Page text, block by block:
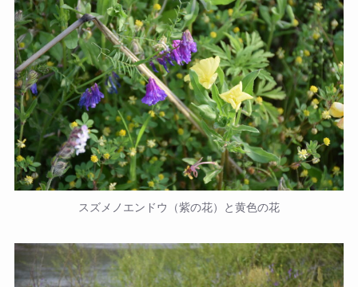
スズメノエンドウ（紫の花）と黄色の花